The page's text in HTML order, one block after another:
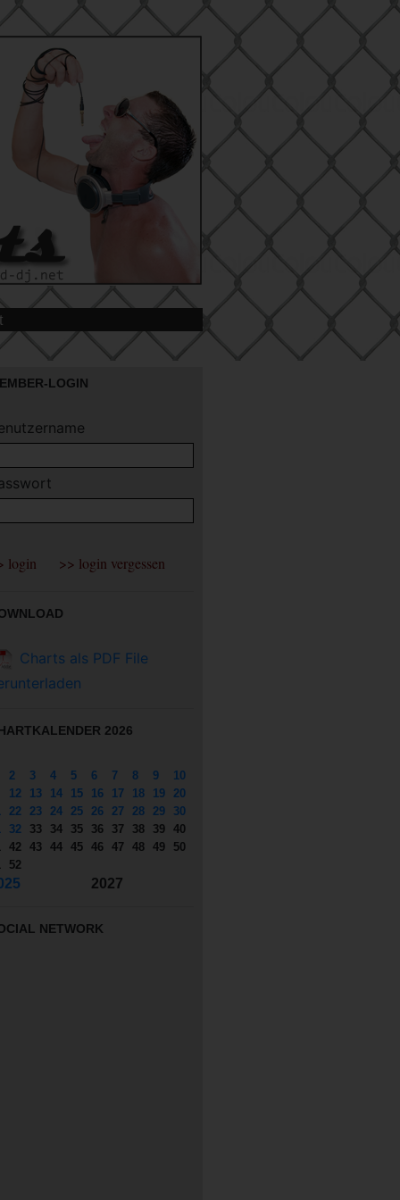
LOGIN
Charts als PDF File
2026
2 3 4 5 6 7 8 9
10
12 13 14 15 16 17 18 19
20
22 23 24 25 26 27 28 29
30
32 33 34 35 36 37 38 39 40
42 43 44 45 46 47 48 49
50
52
2027
NETWORK